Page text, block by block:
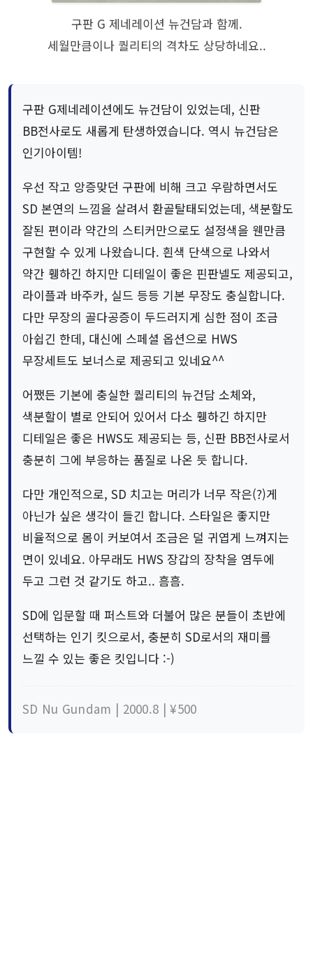
구판 G 제네레이션 뉴건담과 함께.
세월만큼이나 퀄리티의 격차도 상당하네요..
구판 G제네레이션에도 뉴건담이 있었는데, 신판
BB전사로도 새롭게 탄생하였습니다. 역시 뉴건담은
인기아이템!
우선 작고 앙증맞던 구판에 비해 크고 우람하면서도
SD 본연의 느낌을 살려서 환골탈태되었는데, 색분할도
잘된 편이라 약간의 스티커만으로도 설정색을 웬만큼
구현할 수 있게 나왔습니다. 흰색 단색으로 나와서
약간 휑하긴 하지만 디테일이 좋은 핀판넬도 제공되고,
라이플과 바주카, 실드 등등 기본 무장도 충실합니다.
다만 무장의 골다공증이 두드러지게 심한 점이 조금
아쉽긴 한데, 대신에 스페셜 옵션으로 HWS
무장세트도 보너스로 제공되고 있네요^^
어쨌든 기본에 충실한 퀄리티의 뉴건담 소체와,
색분할이 별로 안되어 있어서 다소 휑하긴 하지만
디테일은 좋은 HWS도 제공되는 등, 신판 BB전사로서
충분히 그에 부응하는 품질로 나온 듯 합니다.
다만 개인적으로, SD 치고는 머리가 너무 작은(?)게
아닌가 싶은 생각이 들긴 합니다. 스타일은 좋지만
비율적으로 몸이 커보여서 조금은 덜 귀엽게 느껴지는
면이 있네요. 아무래도 HWS 장갑의 장착을 염두에
두고 그런 것 같기도 하고.. 흠흠.
SD에 입문할 때 퍼스트와 더불어 많은 분들이 초반에
선택하는 인기 킷으로서, 충분히 SD로서의 재미를
느낄 수 있는 좋은 킷입니다 :-)
SD Nu Gundam | 2000.8 | ¥500